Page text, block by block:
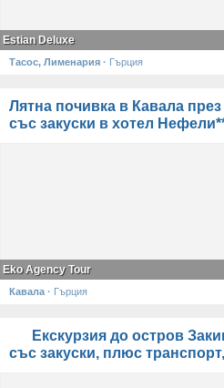
Estian Deluxe
Тасос, Лименария · Гърция
Лятна почивка в Кавала
със закуски в хотел
Eko Agency Tour
Кавала · Гърция
Екскурзия до остров
със закуски, плюс